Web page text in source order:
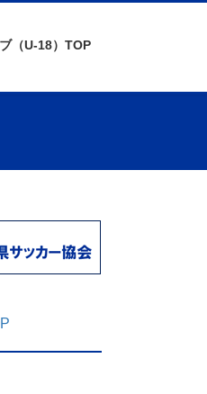
（U-18）TOP